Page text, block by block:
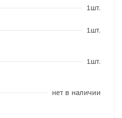
1шт.
1шт.
1шт.
нет в наличии